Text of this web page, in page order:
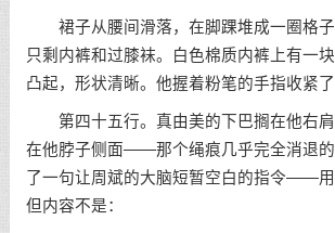
裙子从腰间滑落，在脚踝堆成一圈格子
只剩内裤和过膝袜。白色棉质内裤上有一
凸起，形状清晰。他握着粉笔的手指收紧了
第四十五行。真由美的下巴搁在他右肩
在他脖子侧面——那个绳痕几乎完全消退的
了一句让周斌的大脑短暂空白的指令——用
但内容不是：